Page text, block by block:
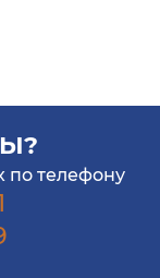
по телефону